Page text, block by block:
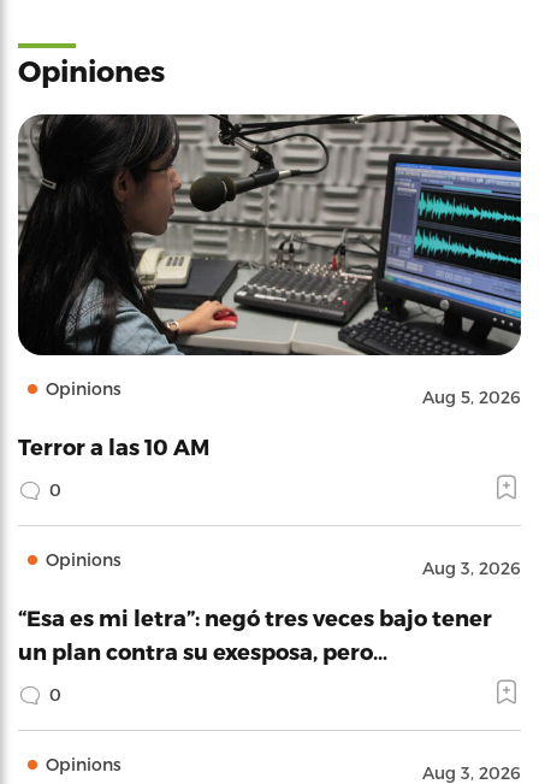
Opiniones
Opinions Aug 5, 2026
Terror a las 10 AM
0
Opinions Aug 3, 2026
“Esa es mi letra”: negó tres veces bajo tener
un plan contra su exesposa, pero…
0
Opinions Aug 3, 2026